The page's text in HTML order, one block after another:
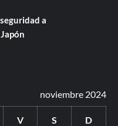
a
noviembre 2024
V S D